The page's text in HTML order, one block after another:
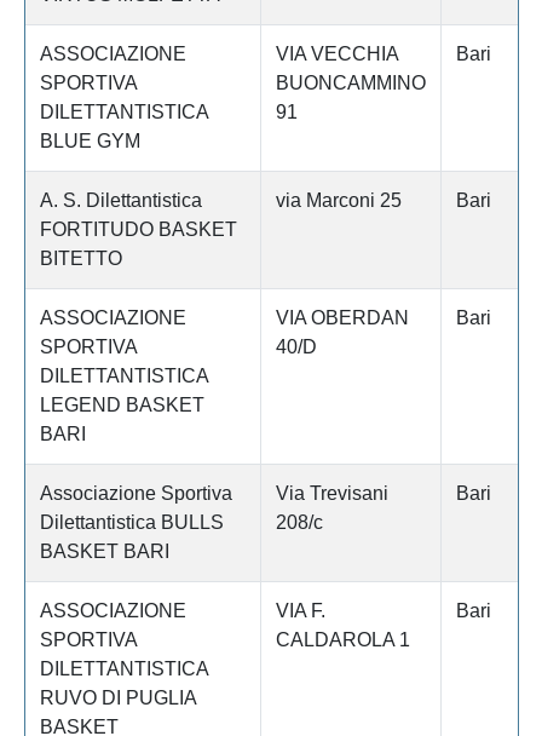
ASSOCIAZIONE
SPORTIVA
DILETTANTISTICA
BLUE GYM
VIA VECCHIA
BUONCAMMINO
91
Bari
A. S. Dilettantistica
FORTITUDO BASKET
BITETTO
via Marconi 25 Bari
ASSOCIAZIONE
SPORTIVA
DILETTANTISTICA
LEGEND BASKET
BARI
VIA OBERDAN
40/D
Bari
Associazione Sportiva
Dilettantistica BULLS
BASKET BARI
Via Trevisani
208/c
Bari
ASSOCIAZIONE
SPORTIVA
DILETTANTISTICA
RUVO DI PUGLIA
BASKET
VIA F.
CALDAROLA 1
Bari